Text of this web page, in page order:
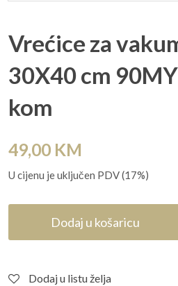
Vrećice za
30X40 cm
kom
49,00 KM
U cijenu je uključen PDV (17%)
Dodaj u košaricu
Dodaj u listu želja